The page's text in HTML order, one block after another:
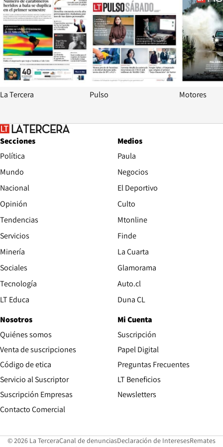
La Tercera Pulso Motores
Secciones
Política
Mundo
Nacional
Opinión
Tendencias
Servicios
Minería
Sociales
Tecnología
LT Educa
Medios
Paula
Negocios
El Deportivo
Culto
Mtonline
Finde
La Cuarta
Glamorama
Auto.cl
Duna CL
Nosotros
Quiénes somos
Venta de suscripciones
Código de etica Opens in new window
Servicio al Suscriptor
Suscripción Empresas
Contacto Comercial
Mi Cuenta
Suscripción
Papel Digital
Preguntas Frecuentes
LT Beneficios
Newsletters
© 2026 La TerceraCanal de denunciasOpens in new window
Declaración de InteresesOpens in
Remates